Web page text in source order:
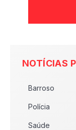
NOTÍCIAS
Barroso
Polícia
Saúde